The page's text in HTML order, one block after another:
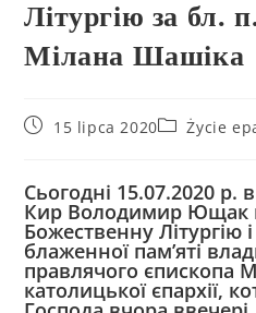
Літургію за бл.
Мілана Шашіка
15 lipca 2020 Życie
Сьогодні 15.07.2020 р.
Кир Володимир Ющак
Божественну Літургію
блаженної пам’яті
правлячого єпископа
католицької єпархії,